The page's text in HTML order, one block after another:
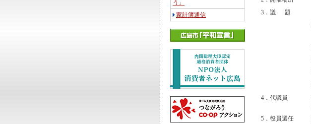
う」
家計簿通信
3．議 題
4．代議員
5．役員選任